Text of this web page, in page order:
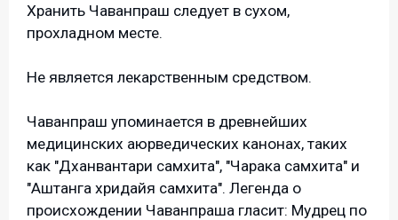
Хранить Чаванпраш следует в сухом,
прохладном месте.
Не является лекарственным средством.
Чаванпраш упоминается в древнейших
медицинских аюрведических канонах, таких
как "Дханвантари самхита", "Чарака самхита" и
"Аштанга хридайя самхита". Легенда о
происхождении Чаванпраша гласит: Мудрец по